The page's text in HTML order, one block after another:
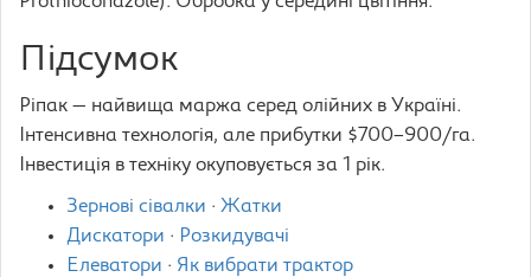
Підсумок
Ріпак — найвища маржа серед олійних в Україні.
Інтенсивна технологія, але прибутки $700–900/га.
Інвестиція в техніку окуповується за 1 рік.
Зернові сівалки · Жатки
Дискатори · Розкидувачі
Елеватори · Як вибрати трактор